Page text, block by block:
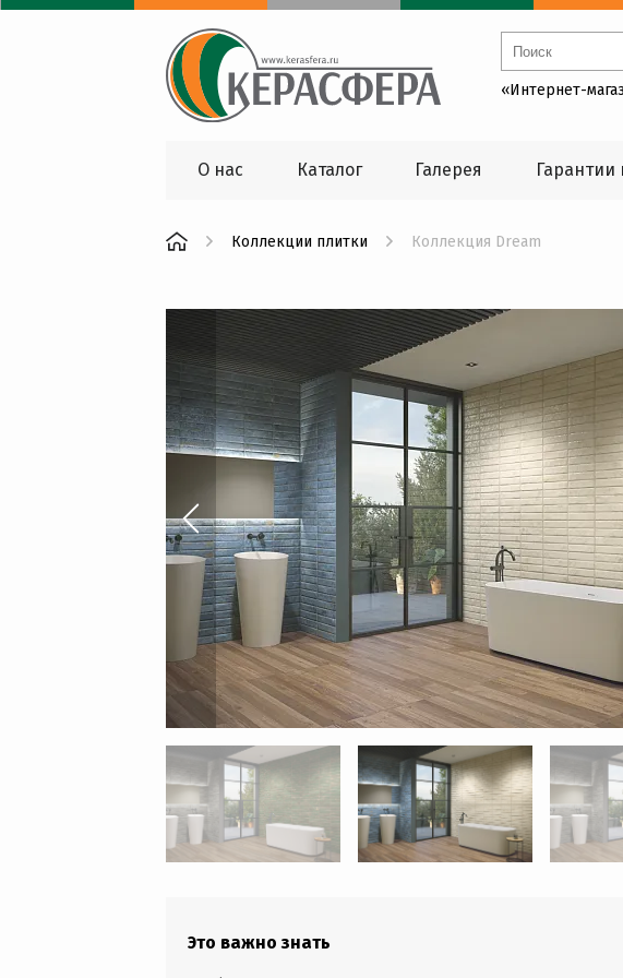
«Интернет-
О нас Каталог Галерея Гарантии
Коллекции плитки Коллекция Dream
Это важно знать